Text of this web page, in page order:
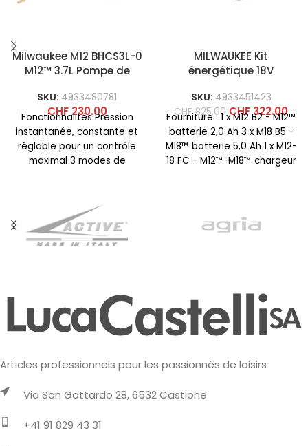
Milwaukee M12 BHCS3L-0
M12™ 3.7L Pompe de
SKU: 4933480781
CHF230.00
Fonctionnalités Pression
instantanée, constante et
réglable pour un contrôle
maximal 3 modes de
telles que
MILWAUKEE Kit
énergétique 18V
SKU: 4933451423
CHF825.00 CHF322.00
Fourniture : 1 x M12 B2 - M12™
batterie 2,0 Ah 3 x M18 B5 -
M18™ batterie 5,0 Ah 1 x M12-
18 FC - M12™-M18™ chargeur
Articles professionnels pour les passionnés de loisirs
Via San Gottardo 28, 6532 Castione
+41 91 829 43 31